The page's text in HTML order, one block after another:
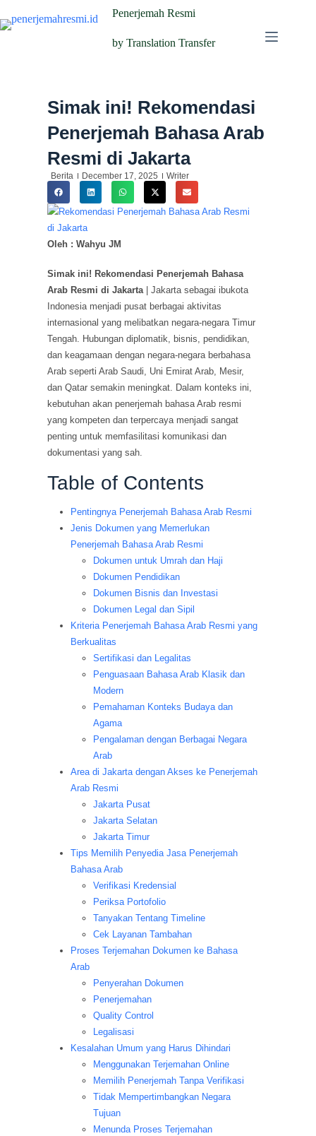
Penerjemah Resmi
by Translation Transfer
Simak ini! Rekomendasi
Penerjemah Bahasa Arab
Resmi di Jakarta
Berita December 17, 2025 Writer
Oleh : Wahyu JM
Simak ini! Rekomendasi Penerjemah Bahasa
Arab Resmi di Jakarta| Jakarta sebagai ibukota
Indonesia menjadi pusat berbagai aktivitas
internasional yang melibatkan negara-negara Timur
Tengah. Hubungan diplomatik, bisnis, pendidikan,
dan keagamaan dengan negara-negara berbahasa
Arab seperti Arab Saudi, Uni Emirat Arab, Mesir,
dan Qatar semakin meningkat. Dalam konteks ini,
kebutuhan akan penerjemah bahasa Arab resmi
yang kompeten dan terpercaya menjadi sangat
penting untuk memfasilitasi komunikasi dan
dokumentasi yang sah.
Table of Contents
Pentingnya Penerjemah Bahasa Arab Resmi
Jenis Dokumen yang Memerlukan
Penerjemah Bahasa Arab Resmi
Dokumen untuk Umrah dan Haji
Dokumen Pendidikan
Dokumen Bisnis dan Investasi
Dokumen Legal dan Sipil
Kriteria Penerjemah Bahasa Arab Resmi yang
Berkualitas
Sertifikasi dan Legalitas
Penguasaan Bahasa Arab Klasik dan
Modern
Pemahaman Konteks Budaya dan
Agama
Pengalaman dengan Berbagai Negara
Arab
Area di Jakarta dengan Akses ke Penerjemah
Arab Resmi
Jakarta Pusat
Jakarta Selatan
Jakarta Timur
Tips Memilih Penyedia Jasa Penerjemah
Bahasa Arab
Verifikasi Kredensial
Periksa Portofolio
Tanyakan Tentang Timeline
Cek Layanan Tambahan
Proses Terjemahan Dokumen ke Bahasa
Arab
Penyerahan Dokumen
Penerjemahan
Quality Control
Legalisasi
Kesalahan Umum yang Harus Dihindari
Menggunakan Terjemahan Online
Memilih Penerjemah Tanpa Verifikasi
Tidak Mempertimbangkan Negara
Tujuan
Menunda Proses Terjemahan